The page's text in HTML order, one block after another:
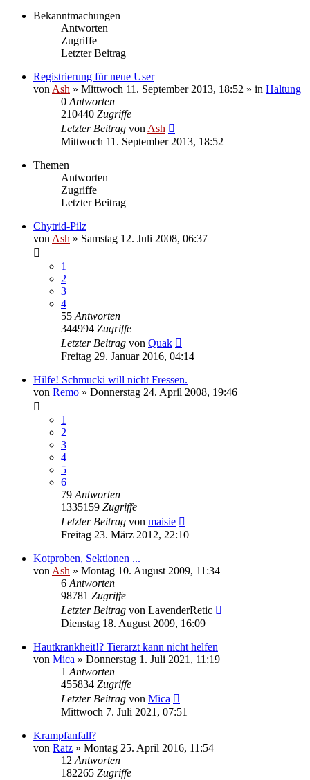
Bekanntmachungen
Antworten
Zugriffe
Letzter Beitrag
Registrierung für neue User
von Ash » Mittwoch 11. September 2013, 18:52 » in Haltung
0 Antworten
210440 Zugriffe
Letzter Beitrag von Ash
Mittwoch 11. September 2013, 18:52
Themen
Antworten
Zugriffe
Letzter Beitrag
Chytrid-Pilz
von Ash » Samstag 12. Juli 2008, 06:37
1
2
3
4
55 Antworten
344994 Zugriffe
Letzter Beitrag von Quak
Freitag 29. Januar 2016, 04:14
Hilfe! Schmucki will nicht Fressen.
von Remo » Donnerstag 24. April 2008, 19:46
1
2
3
4
5
6
79 Antworten
1335159 Zugriffe
Letzter Beitrag von maisie
Freitag 23. März 2012, 22:10
Kotproben, Sektionen ...
von Ash » Montag 10. August 2009, 11:34
6 Antworten
98781 Zugriffe
Letzter Beitrag von LavenderRetic
Dienstag 18. August 2009, 16:09
Hautkrankheit!? Tierarzt kann nicht helfen
von Mica » Donnerstag 1. Juli 2021, 11:19
1 Antworten
455834 Zugriffe
Letzter Beitrag von Mica
Mittwoch 7. Juli 2021, 07:51
Krampfanfall?
von Ratz » Montag 25. April 2016, 11:54
12 Antworten
182265 Zugriffe